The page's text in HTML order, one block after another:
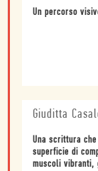
Un percorso
Giuditta
Una scrittura
superficie di
muscoli vibranti,